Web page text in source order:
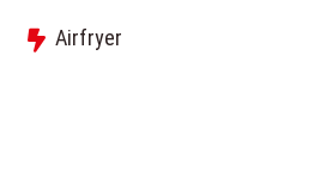
Airfryer